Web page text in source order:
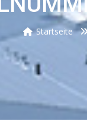
Startseite